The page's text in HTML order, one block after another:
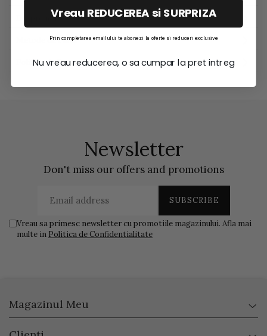
Despre noi
Metode de Plata
Politica de Retur
Newsletter
Don't miss our offers and promotions
Vreau sa primesc newsletter cu promotiile magazinului. Afla mai
multe in Politica de Confidentialitate
Magazinul Meu
Vreau REDUCEREA si SURPRIZA
Prin completarea emailului te abonezi la oferte si reduceri exclusive
Nu vreau reducerea, o sa cumpar la pret intreg